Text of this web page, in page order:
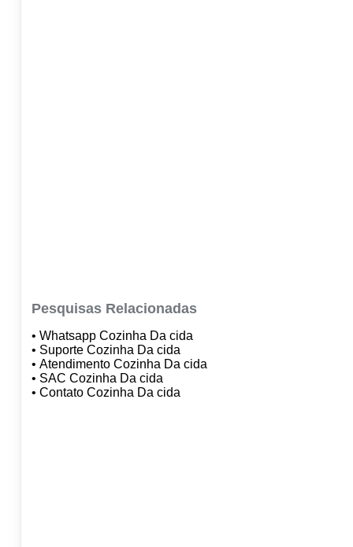
Pesquisas Relacionadas
• Whatsapp Cozinha Da cida
• Suporte Cozinha Da cida
• Atendimento Cozinha Da cida
• SAC Cozinha Da cida
• Contato Cozinha Da cida